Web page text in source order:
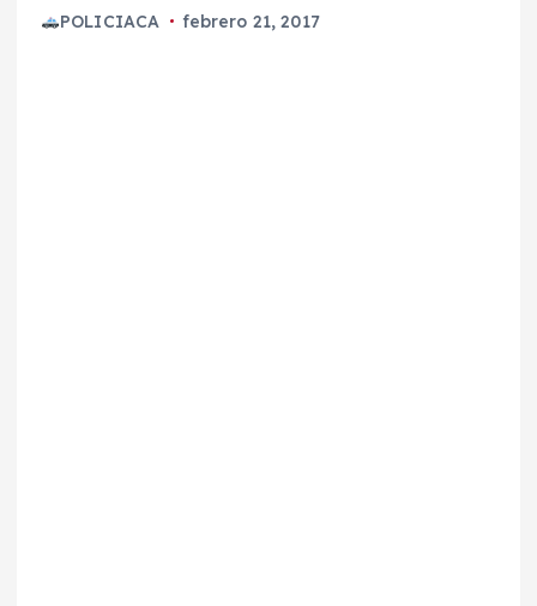
POLICIACA febrero 21, 2017